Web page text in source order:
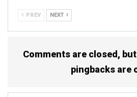
PREV NEXT
Comments are closed, but
pingbacks are